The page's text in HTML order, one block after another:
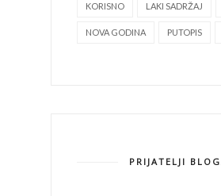
KORISNO LAKI SADRŽAJ
NOVA GODINA PUTOPIS
PRIJATELJI